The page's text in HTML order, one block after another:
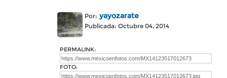
Por: yayozarate
Publicada: Octubre 04, 2014
PERMALINK:
FOTO: